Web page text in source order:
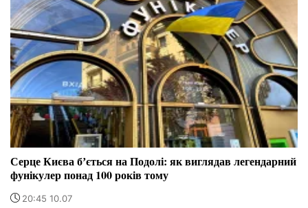
Серце Києва бʼється на Подолі: як виглядав легендарний
фунікулер понад 100 років тому
20:45 10.07